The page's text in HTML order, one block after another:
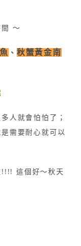
〜
、 秋蟹黃金南
人就會怕怕了；
需要耐心就可以
!!!! 這個好〜秋天